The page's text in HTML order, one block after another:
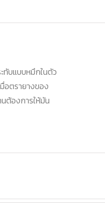
ทับแบบหมึกในตัว
อตรายางของ
ต้องการให้มัน